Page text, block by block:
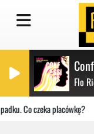
Flo
Co czeka placówkę?